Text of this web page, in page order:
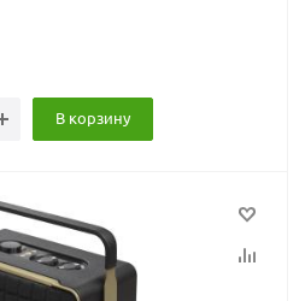
В корзину